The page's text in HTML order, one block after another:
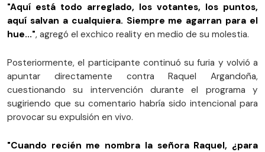
"Aquí está todo arreglado, los votantes, los puntos,
aquí salvan a cualquiera. Siempre me agarran para el
hue...", agregó el exchico reality en medio de su molestia.
Posteriormente, el participante continuó su furia y volvió a
apuntar directamente contra Raquel Argandoña,
cuestionando su intervención durante el programa y
sugiriendo que su comentario habría sido intencional para
provocar su expulsión en vivo.
"Cuando recién me nombra la señora Raquel, ¿para